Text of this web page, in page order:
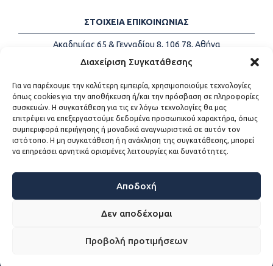
Διαχείριση Συγκατάθεσης
Για να παρέχουμε την καλύτερη εμπειρία, χρησιμοποιούμε τεχνολογίες
όπως cookies για την αποθήκευση ή/και την πρόσβαση σε πληροφορίες
συσκευών. Η συγκατάθεση για τις εν λόγω τεχνολογίες θα μας
επιτρέψει να επεξεργαστούμε δεδομένα προσωπικού χαρακτήρα, όπως
συμπεριφορά περιήγησης ή μοναδικά αναγνωριστικά σε αυτόν τον
ιστότοπο. Η μη συγκατάθεση ή η ανάκληση της συγκατάθεσης, μπορεί
να επηρεάσει αρνητικά ορισμένες λειτουργίες και δυνατότητες.
Αποδοχή
Δεν αποδέχομαι
Προβολή προτιμήσεων
ΣΤΟΙΧΕΙΑ ΕΠΙΚΟΙΝΩΝΙΑΣ
Ακαδημίας 65 & Γενναδίου 8, 106 78, Αθήνα
Τηλέφωνα:
+30 213-2147500
Email:
info@kede.gr
ΧΡΗΣΙΜΟΙ ΣΥΝΔΕΣΜΟΙ
Η ΚΕΔΕ
Sitemap
Προσβασιμότητα
Όροι χρήσης
WEB DEVELOPMENT BY ΕΓΚΡΙΤΟΣ GROUP - ΣΥΝΕΡΓΑΣΙΑ Α.Ε.